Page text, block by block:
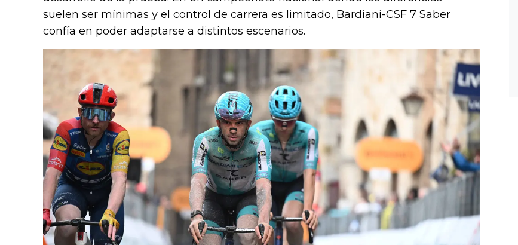
suelen ser mínimas y el control de carrera es limitado, Bardiani-CSF 7 Saber
confía en poder adaptarse a distintos escenarios.